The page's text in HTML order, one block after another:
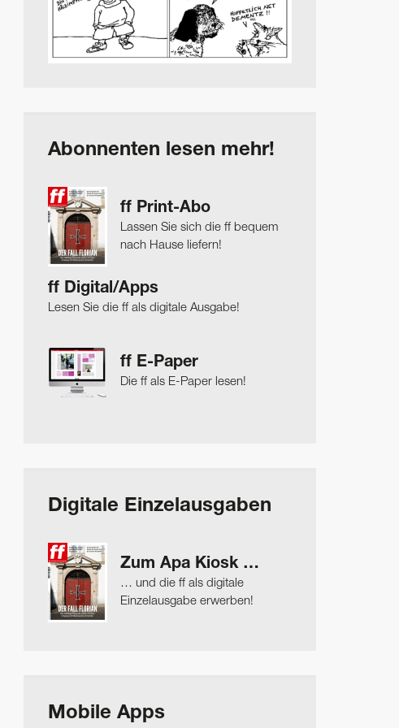
Abonnenten lesen mehr!
ff Print-Abo
Lassen Sie sich die ff bequem
nach Hause liefern!
ff Digital/Apps
Lesen Sie die ff als digitale Ausgabe!
ff E-Paper
Die ff als E-Paper lesen!
Digitale Einzelausgaben
Zum Apa Kiosk …
… und die ff als digitale
Einzelausgabe erwerben!
Mobile Apps